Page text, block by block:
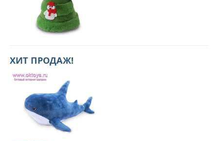
ХИТ ПРОДАЖ!